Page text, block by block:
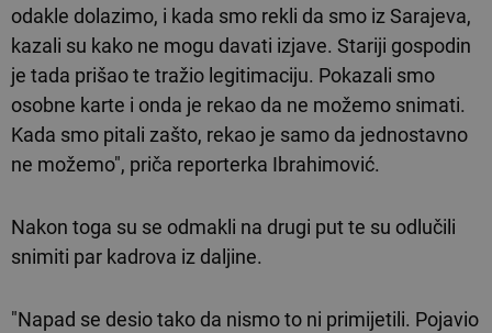
odakle dolazimo, i kada smo rekli da smo iz Sarajeva,
kazali su kako ne mogu davati izjave. Stariji gospodin
je tada prišao te tražio legitimaciju. Pokazali smo
osobne karte i onda je rekao da ne možemo snimati.
Kada smo pitali zašto, rekao je samo da jednostavno
ne možemo", priča reporterka Ibrahimović.
Nakon toga su se odmakli na drugi put te su odlučili
snimiti par kadrova iz daljine.
"Napad se desio tako da nismo to ni primijetili. Pojavio